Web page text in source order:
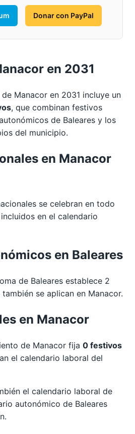
Donar con PayPal
en 2031
Manacor en 2031 incluye un
, que combinan festivos
de Baleares y los
del municipio.
en Manacor
se celebran en todo
en el calendario
en Baleares
de Baleares establece 2
se aplican en Manacor.
en Manacor
de Manacor fija 0 festivos
el calendario laboral del
el calendario laboral de
autonómico de Baleares